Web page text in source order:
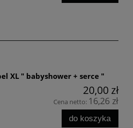
XL " babyshower + serce "
20,00 zł
Cena netto: 16,26 zł
do koszyka